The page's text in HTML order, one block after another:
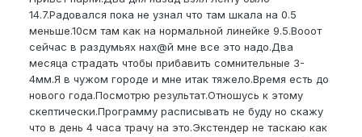
14.7.Радовался пока не узнал что там шкала на 0.5
меньше.10см там как на нормальной линейке 9.5.Вооот
сейчас в раздумьях нах@й мне все это надо.Два
месяца страдать чтобы прибавить сомнительные 3-
4мм.Я в чужом городе и мне итак тяжело.Время есть до
нового года.Посмотрю результат.Отношусь к этому
скептически.Программу расписывать не буду но скажу
что в день 4 часа трачу на это.Экстендер не таскаю как